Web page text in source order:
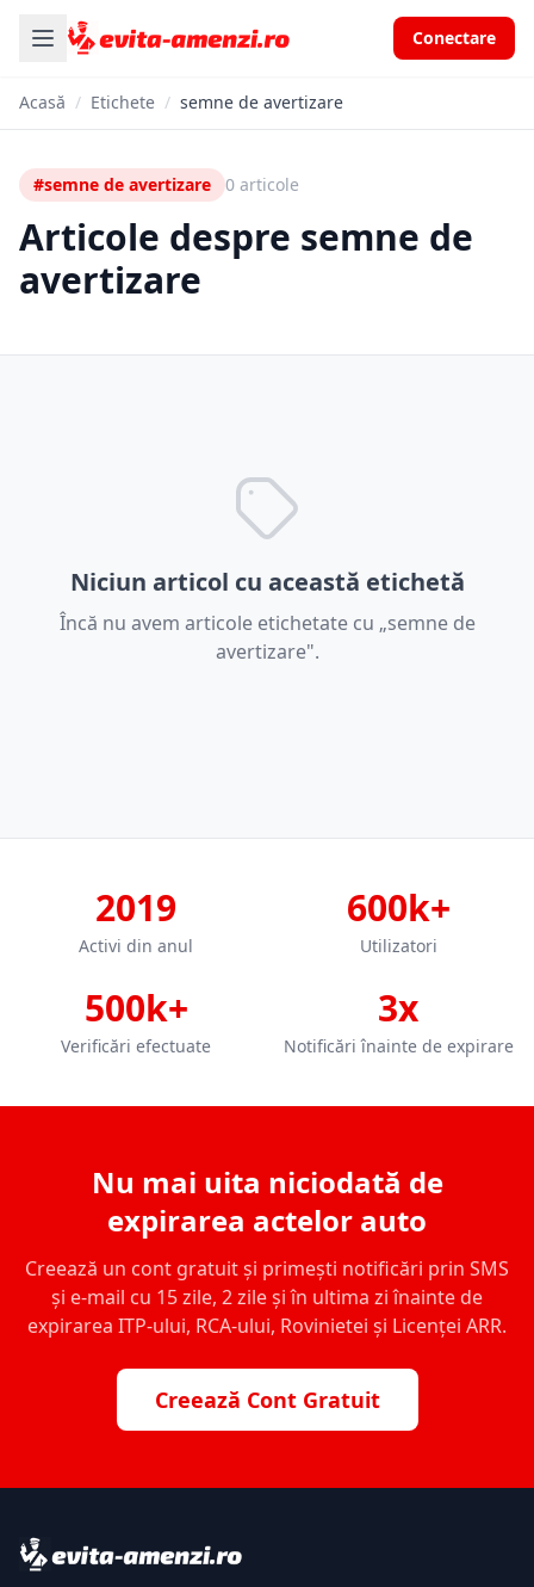
Conectare
Acasă / Etichete / semne de avertizare
#semne de avertizare 0 articole
Articole despre semne de
avertizare
Niciun articol cu această etichetă
Încă nu avem articole etichetate cu „semne de
avertizare".
2019
Activi din anul
600k+
Utilizatori
500k+
Verificări efectuate
3x
Notificări înainte de expirare
Nu mai uita niciodată de
expirarea actelor auto
Creează un cont gratuit și primești notificări prin SMS
și e-mail cu 15 zile, 2 zile și în ultima zi înainte de
expirarea ITP-ului, RCA-ului, Rovinietei și Licenței ARR.
Creează Cont Gratuit